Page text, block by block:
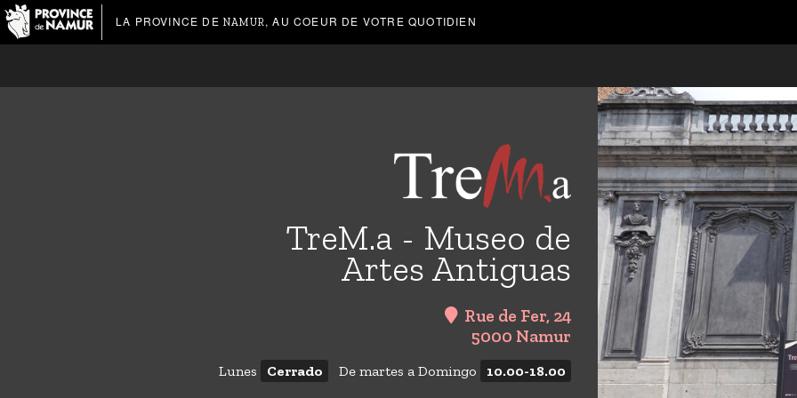
LA PROVINCE DE NAMUR, AU COEUR DE VOTRE QUOTIDIEN
TreM.a - Museo de
Artes Antiguas
Rue de Fer, 24
5000 Namur
Lunes Cerrado De martes a Domingo 10.00-18.00